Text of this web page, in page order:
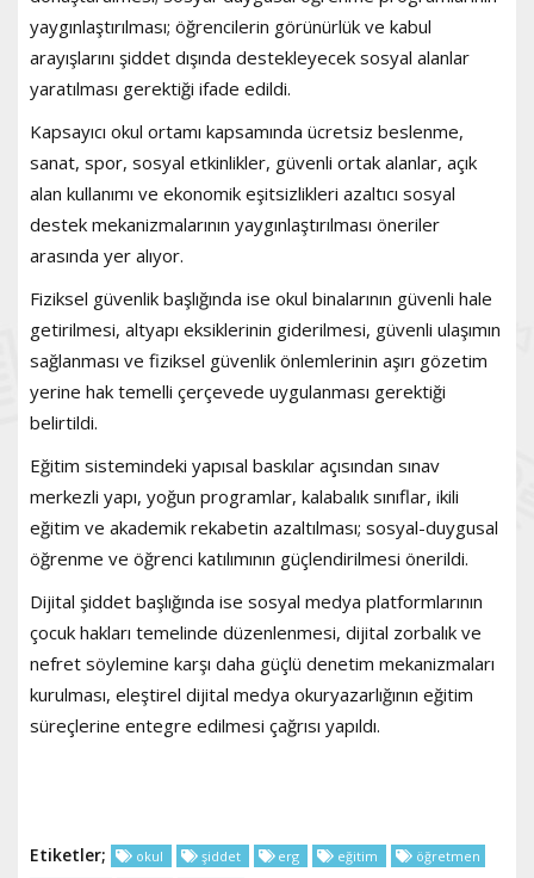
yaygınlaştırılması; öğrencilerin görünürlük ve kabul
arayışlarını şiddet dışında destekleyecek sosyal alanlar
yaratılması gerektiği ifade edildi.
Kapsayıcı okul ortamı kapsamında ücretsiz beslenme,
sanat, spor, sosyal etkinlikler, güvenli ortak alanlar, açık
alan kullanımı ve ekonomik eşitsizlikleri azaltıcı sosyal
destek mekanizmalarının yaygınlaştırılması öneriler
arasında yer alıyor.
Fiziksel güvenlik başlığında ise okul binalarının güvenli hale
getirilmesi, altyapı eksiklerinin giderilmesi, güvenli ulaşımın
sağlanması ve fiziksel güvenlik önlemlerinin aşırı gözetim
yerine hak temelli çerçevede uygulanması gerektiği
belirtildi.
Eğitim sistemindeki yapısal baskılar açısından sınav
merkezli yapı, yoğun programlar, kalabalık sınıflar, ikili
eğitim ve akademik rekabetin azaltılması; sosyal-duygusal
öğrenme ve öğrenci katılımının güçlendirilmesi önerildi.
Dijital şiddet başlığında ise sosyal medya platformlarının
çocuk hakları temelinde düzenlenmesi, dijital zorbalık ve
nefret söylemine karşı daha güçlü denetim mekanizmaları
kurulması, eleştirel dijital medya okuryazarlığının eğitim
süreçlerine entegre edilmesi çağrısı yapıldı.
Etiketler; okul şiddet erg eğitim
öğretmen